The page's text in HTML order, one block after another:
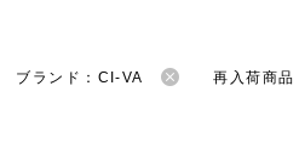
ブランド：CI-VA 再入荷商品